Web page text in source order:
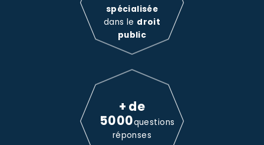
spécialisée
dans le droit
public
+ de
5000questions
réponses